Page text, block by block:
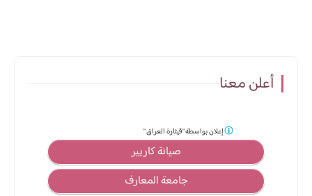
أعلن معنا
صيانة كاريير
جامعة المعارف
إعلان بواسطة"قيثارة العراق "